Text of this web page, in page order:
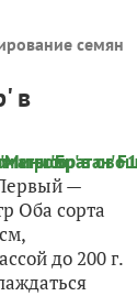
семян
в
—
Оба сорта
до 200 г.